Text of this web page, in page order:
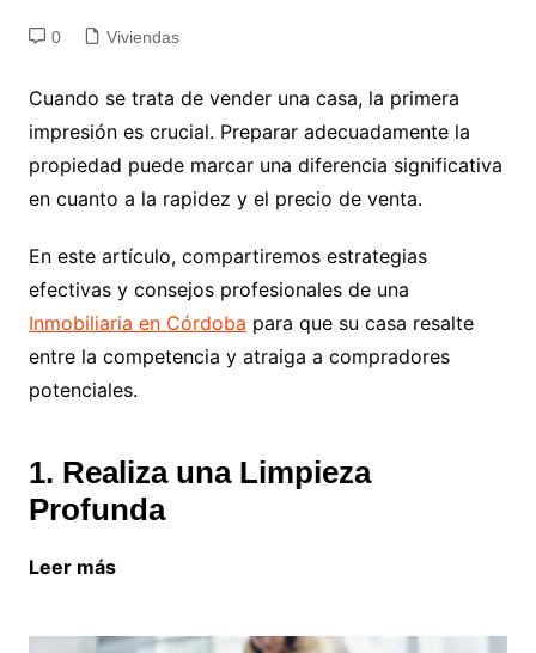
0 Viviendas
Cuando se trata de vender una casa, la primera
impresión es crucial. Preparar adecuadamente la
propiedad puede marcar una diferencia significativa
en cuanto a la rapidez y el precio de venta.
En este artículo, compartiremos estrategias
efectivas y consejos profesionales de una
Inmobiliaria en Córdoba para que su casa resalte
entre la competencia y atraiga a compradores
potenciales.
1. Realiza una Limpieza
Profunda
Leer más